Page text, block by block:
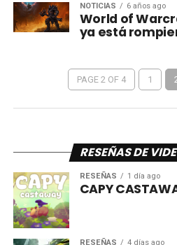
NOTICIAS 6 años ago
World of
ya está
PAGE 2 OF 4 1
RESEÑAS DE
RESEÑAS 1 día ago
CAPY
RESEÑAS 4 días ago